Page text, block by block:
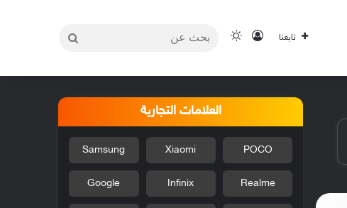
تابعنا تسجيل الدخول
الوضع المظلم
العلامات التجارية
POCO
Xiaomi
Samsung
Realme
Infinix
Google